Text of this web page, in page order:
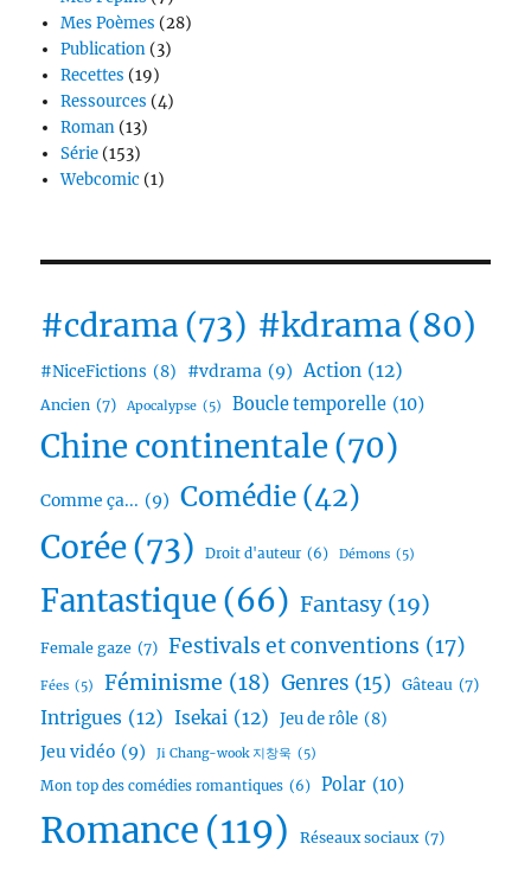
Mes Poèmes (28)
Publication(3)
Recettes (19)
Ressources (4)
Roman(13)
Série(153)
Webcomic (1)
#cdrama (73) #kdrama(80)
#NiceFictions (8) #vdrama (9) Action (12)
Ancien (7) Apocalypse (5) Boucle temporelle (10)
Chine continentale (70)
Comme ça... (9) Comédie (42)
Corée(73) Droit d'auteur (6) Démons (5)
Fantastique (66) Fantasy (19)
Female gaze (7) Festivals et conventions (17)
Fées (5) Féminisme (18) Genres (15) Gâteau (7)
Intrigues (12) Isekai (12) Jeu de rôle (8)
Jeu vidéo (9) Ji Chang-wook 지창욱 (5)
Mon top des comédies romantiques (6) Polar (10)
Romance (119) Réseaux sociaux (7)